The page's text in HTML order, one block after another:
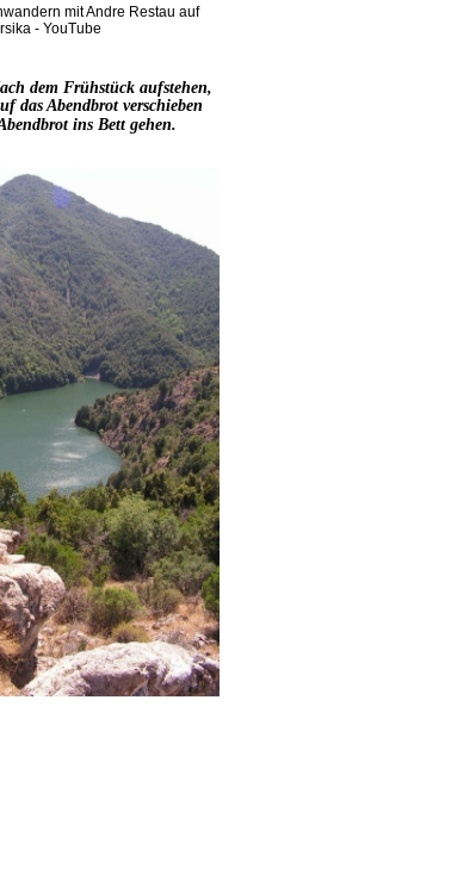
mit Andre Restau auf
- YouTube
dem Frühstück aufstehen,
das Abendbrot verschieben
ins Bett gehen.